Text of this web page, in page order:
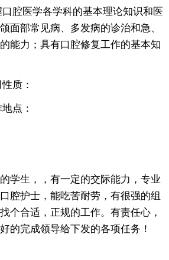
腔医学各学科的基本理论知识和医
面部常见病、多发病的诊治和急、
能力；具有口腔修复工作的基本知
质：
点：
学生，，有一定的交际能力，专业
腔护士，能吃苦耐劳，有很强的组
个合适，正规的工作。有责任心，
的完成领导给下发的各项任务！